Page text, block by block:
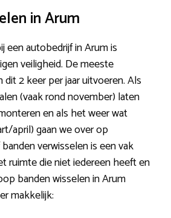
in Arum
een autobedrijf in Arum is
veiligheid. De meeste
2 keer per jaar uitvoeren. Als
(vaak rond november) laten
en als het weer wat
april) gaan we over op
verwisselen is een vak
ruimte die niet iedereen heeft en
banden wisselen in Arum
makkelijk: